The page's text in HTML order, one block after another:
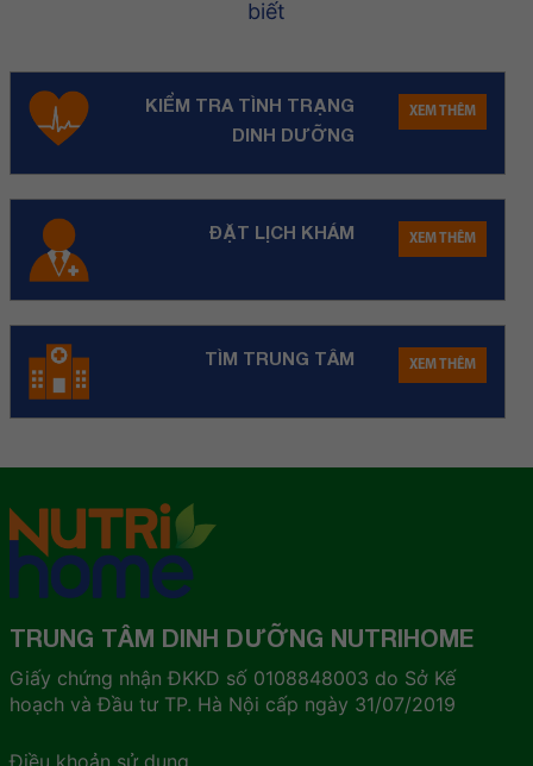
biết
KIỂM TRA TÌNH TRẠNG
DINH DƯỠNG
XEM THÊM
ĐẶT LỊCH KHÁM XEM THÊM
TÌM TRUNG TÂM XEM THÊM
TRUNG TÂM DINH DƯỠNG NUTRIHOME
Giấy chứng nhận ĐKKD số 0108848003 do Sở Kế
hoạch và Đầu tư TP. Hà Nội cấp ngày 31/07/2019
Điều khoản sử dụng